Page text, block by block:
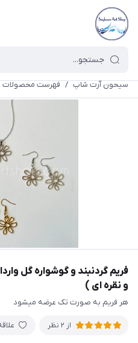
سیحون آرت شاپ / فهرست محصولات
فریم گردنبند و گوشواره گل
و نقره ای )
هر فریم به صورت تک عرضه میشود
از 2 نظر